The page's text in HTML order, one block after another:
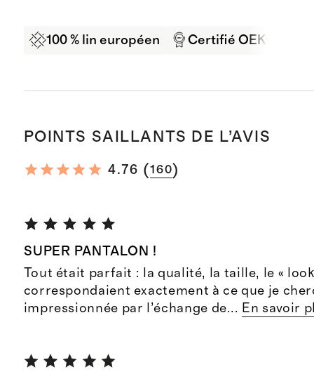
100 % lin européen Certifié OEKO-TEX
POINTS SAILLANTS DE L’AVIS
4.76 (160)
SUPER PANTALON !
Tout était parfait : la qualité, la taille, le «
correspondaient exactement à ce que je
impressionnée par l’échange de... En savoir